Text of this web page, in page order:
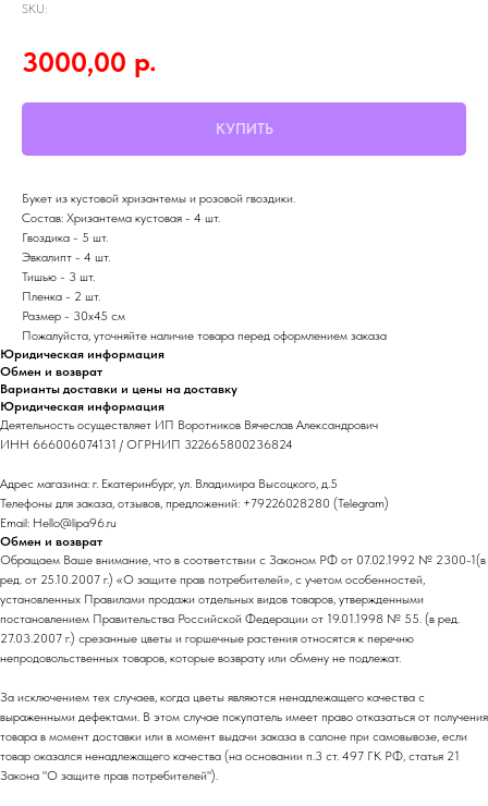
SKU:
3000,00 р.
КУПИТЬ
Букет из кустовой хризантемы и розовой гвоздики.
Состав: Хризантема кустовая - 4 шт.
Гвоздика - 5 шт.
Эвкалипт - 4 шт.
Тишью - 3 шт.
Пленка - 2 шт.
Размер - 30х45 см
Пожалуйста, уточняйте наличие товара перед оформлением заказа
Юридическая информация
Обмен и возврат
Варианты доставки и цены на доставку
Юридическая информация
Деятельность осуществляет ИП Воротников Вячеслав Александрович
ИНН 666006074131 / ОГРНИП 322665800236824
Адрес магазина: г. Екатеринбург, ул. Владимира Высоцкого, д.5
Телефоны для заказа, отзывов, предложений: +79226028280 (Telegram)
Email: Hello@lipa96.ru
Обмен и возврат
Обращаем Ваше внимание, что в соответствии с Законом РФ от 07.02.1992 № 2300-1(в
ред. от 25.10.2007 г.) «О защите прав потребителей», с учетом особенностей,
установленных Правилами продажи отдельных видов товаров, утвержденными
постановлением Правительства Российской Федерации от 19.01.1998 № 55. (в ред.
27.03.2007 г.) срезанные цветы и горшечные растения относятся к перечню
непродовольственных товаров, которые возврату или обмену не подлежат.
За исключением тех случаев, когда цветы являются ненадлежащего качества с
выраженными дефектами. В этом случае покупатель имеет право отказаться от получения
товара в момент доставки или в момент выдачи заказа в салоне при самовывозе, если
товар оказался ненадлежащего качества (на основании п.3 ст. 497 ГК РФ, статья 21
Закона "О защите прав потребителей").